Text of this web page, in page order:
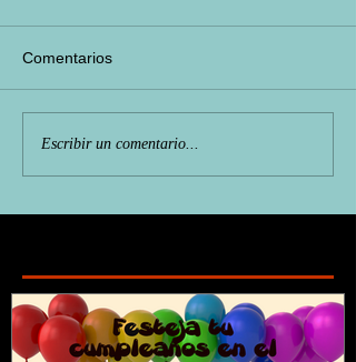
Comentarios
Escribir un comentario...